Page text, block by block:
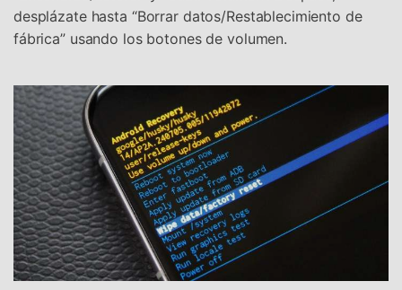
desplázate hasta “Borrar datos/Restablecimiento de
fábrica” usando los botones de volumen.